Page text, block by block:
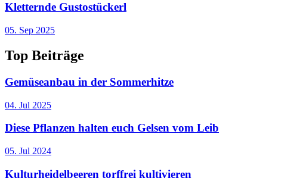
Kletternde Gustostückerl
05. Sep 2025
Top Beiträge
Gemüseanbau in der Sommerhitze
04. Jul 2025
Diese Pflanzen halten euch Gelsen vom Leib
05. Jul 2024
Kulturheidelbeeren torffrei kultivieren